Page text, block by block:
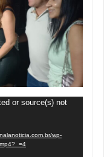
or source(s) not
wp-